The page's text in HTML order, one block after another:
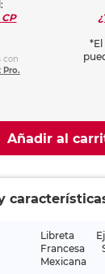
con
Pro.
Añadir al
Libreta
Francesa
Mexicana